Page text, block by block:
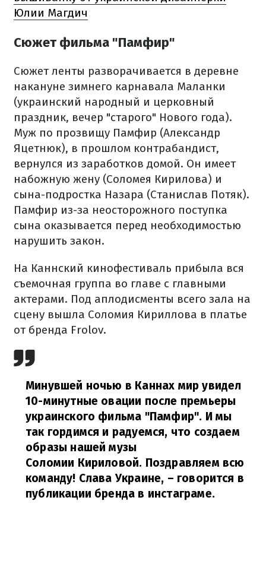
Юлии Магдич
Сюжет фильма "Памфир"
Сюжет ленты разворачивается в деревне
накануне зимнего карнавала Маланки
(украинский народный и церковный
праздник, вечер "старого" Нового года).
Муж по прозвищу Памфир (Александр
Яцетнюк), в прошлом контрабандист,
вернулся из заработков домой. Он имеет
набожную жену (Соломея Кирилова) и
сына-подростка Назара (Станислав Потяк).
Памфир из-за неосторожного поступка
сына оказывается перед необходимостью
нарушить закон.
На Каннский кинофестиваль прибыла вся
съемочная группа во главе с главными
актерами. Под аплодисменты всего зала на
сцену вышла Соломия Кириллова в платье
от бренда Frolov.
Минувшей ночью в Каннах мир увидел
10-минутные овации после премьеры
украинского фильма "Памфир". И мы
так гордимся и радуемся, что создаем
образы нашей музы
Соломии Кириловой. Поздравляем всю
команду! Слава Украине, – говорится в
публикации бренда в инстаграме.